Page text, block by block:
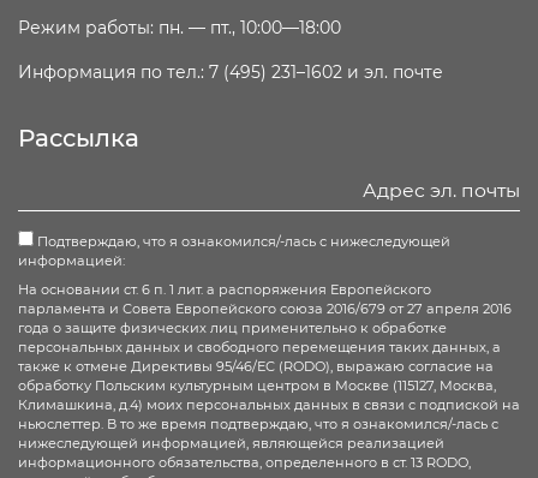
Режим работы: пн. — пт., 10:00—18:00
Информация по тел.: 7 (495) 231–1602 и эл. почте
Рассылка
Подтверждаю, что я ознакомился/-лась с нижеследующей
информацией:
На основании ст. 6 п. 1 лит. а распоряжения Европейского
парламента и Совета Европейского союза 2016/679 от 27 апреля 2016
года о защите физических лиц применительно к обработке
персональных данных и свободного перемещения таких данных, а
также к отмене Директивы 95/46/ЕС (RODO), выражаю согласие на
обработку Польским культурным центром в Москве (115127, Москва,
Климашкина, д.4) моих персональных данных в связи с подпиской на
ньюслеттер. В то же время подтверждаю, что я ознакомился/-лась с
нижеследующей информацией, являющейся реализацией
информационного обязательства, определенного в ст. 13 RODO,